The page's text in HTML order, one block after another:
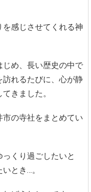
感じさせてくれる神
め、長い歴史の中で
れるたびに、心が静
きました。
の寺社をまとめてい
くり過ごしたいと
とき…。